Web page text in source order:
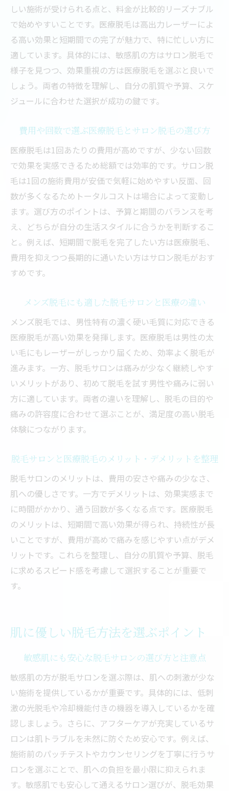
感
脱毛サロンの費用対効果を最大化する方法
女性に人気の脱毛サロンおすすめ活用ポイ
ント
メンズにも役立つ脱毛サロンの選び方と費
用感
脱毛サロンのキャンペーンや割引を上手に
利用
しい施術が受けられる点と、料金が比較的リーズナブル
で始めやすいことです。医療脱毛は高出力レーザーによ
る高い効果と短期間での完了が魅力で、特に忙しい方に
適しています。具体的には、敏感肌の方はサロン脱毛で
様子を見つつ、効果重視の方は医療脱毛を選ぶと良いで
しょう。両者の特徴を理解し、自分の肌質や予算、スケ
ジュールに合わせた選択が成功の鍵です。
費用や回数で選ぶ医療脱毛とサロン脱毛の選び方
医療脱毛は1回あたりの費用が高めですが、少ない回数
で効果を実感できるため総額では効率的です。サロン脱
毛は1回の施術費用が安価で気軽に始めやすい反面、回
数が多くなるためトータルコストは場合によって変動し
ます。選び方のポイントは、予算と期間のバランスを考
え、どちらが自分の生活スタイルに合うかを判断するこ
と。例えば、短期間で脱毛を完了したい方は医療脱毛、
費用を抑えつつ長期的に通いたい方はサロン脱毛がおす
すめです。
メンズ脱毛にも適した脱毛サロンと医療の違い
メンズ脱毛では、男性特有の濃く硬い毛質に対応できる
医療脱毛が高い効果を発揮します。医療脱毛は男性の太
い毛にもレーザーがしっかり届くため、効率よく脱毛が
進みます。一方、脱毛サロンは痛みが少なく継続しやす
いメリットがあり、初めて脱毛を試す男性や痛みに弱い
方に適しています。両者の違いを理解し、脱毛の目的や
痛みの許容度に合わせて選ぶことが、満足度の高い脱毛
体験につながります。
脱毛サロンと医療脱毛のメリット・デメリットを整理
脱毛サロンのメリットは、費用の安さや痛みの少なさ、
肌への優しさです。一方でデメリットは、効果実感まで
に時間がかかり、通う回数が多くなる点です。医療脱毛
のメリットは、短期間で高い効果が得られ、持続性が長
いことですが、費用が高めで痛みを感じやすい点がデメ
リットです。これらを整理し、自分の肌質や予算、脱毛
に求めるスピード感を考慮して選択することが重要で
す。
肌に優しい脱毛方法を選ぶポイント
敏感肌にも安心な脱毛サロンの選び方と注意点
敏感肌の方が脱毛サロンを選ぶ際は、肌への刺激が少な
い施術を提供しているかが重要です。具体的には、低刺
激の光脱毛や冷却機能付きの機器を導入しているかを確
認しましょう。さらに、アフターケアが充実しているサ
ロンは肌トラブルを未然に防ぐため安心です。例えば、
施術前のパッチテストやカウンセリングを丁寧に行うサ
ロンを選ぶことで、肌への負担を最小限に抑えられま
す。敏感肌でも安心して通えるサロン選びが、脱毛効果